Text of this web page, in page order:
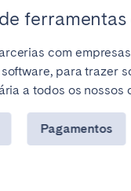
com
para trazer
a todos os nossos
Seguro